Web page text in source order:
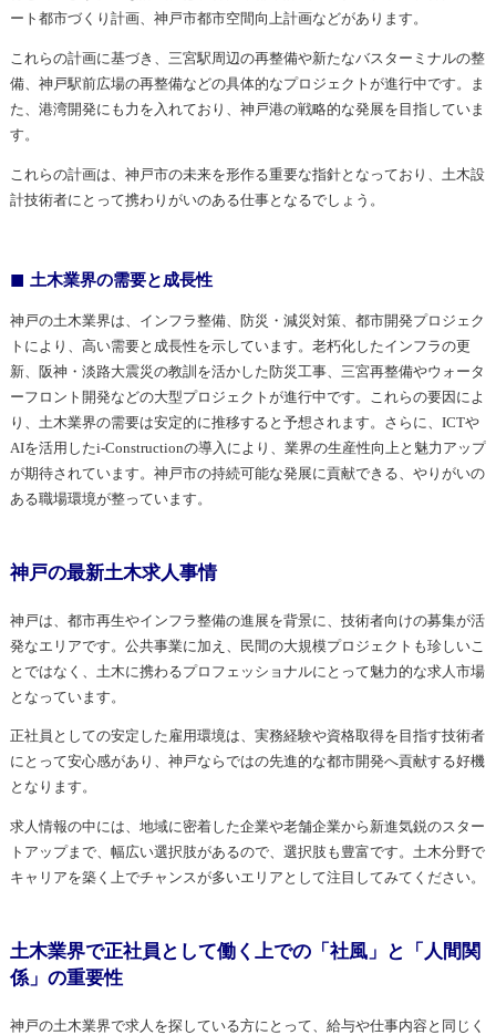
ート都市づくり計画、神戸市都市空間向上計画などがあります。
これらの計画に基づき、三宮駅周辺の再整備や新たなバスターミナルの整
備、神戸駅前広場の再整備などの具体的なプロジェクトが進行中です。ま
た、港湾開発にも力を入れており、神戸港の戦略的な発展を目指していま
す。
これらの計画は、神戸市の未来を形作る重要な指針となっており、土木設
計技術者にとって携わりがいのある仕事となるでしょう。
土木業界の需要と成長性
神戸の土木業界は、インフラ整備、防災・減災対策、都市開発プロジェク
トにより、高い需要と成長性を示しています。老朽化したインフラの更
新、阪神・淡路大震災の教訓を活かした防災工事、三宮再整備やウォータ
ーフロント開発などの大型プロジェクトが進行中です。これらの要因によ
り、土木業界の需要は安定的に推移すると予想されます。さらに、ICTや
AIを活用したi-Constructionの導入により、業界の生産性向上と魅力アップ
が期待されています。神戸市の持続可能な発展に貢献できる、やりがいの
ある職場環境が整っています。
神戸の最新土木求人事情
神戸は、都市再生やインフラ整備の進展を背景に、技術者向けの募集が活
発なエリアです。公共事業に加え、民間の大規模プロジェクトも珍しいこ
とではなく、土木に携わるプロフェッショナルにとって魅力的な求人市場
となっています。
正社員としての安定した雇用環境は、実務経験や資格取得を目指す技術者
にとって安心感があり、神戸ならではの先進的な都市開発へ貢献する好機
となります。
求人情報の中には、地域に密着した企業や老舗企業から新進気鋭のスター
トアップまで、幅広い選択肢があるので、選択肢も豊富です。土木分野で
キャリアを築く上でチャンスが多いエリアとして注目してみてください。
土木業界で正社員として働く上での「社風」と「人間関
係」の重要性
神戸の土木業界で求人を探している方にとって、給与や仕事内容と同じく